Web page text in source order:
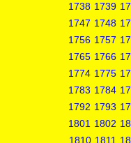
1738 1739
1747 1748
1756 1757
1765 1766
1774 1775
1783 1784
1792 1793
1801 1802
1810 1811